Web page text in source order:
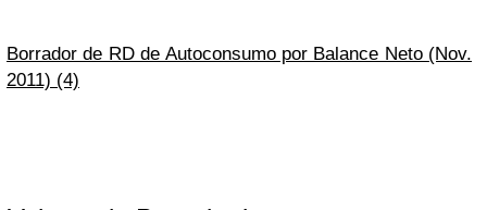
Borrador de RD de Autoconsumo por Balance Neto (Nov.
2011) (4)